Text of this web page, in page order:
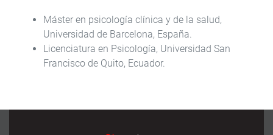
Máster en psicología clínica y de la salud,
Universidad de Barcelona, España.
Licenciatura en Psicología, Universidad San
Francisco de Quito, Ecuador.